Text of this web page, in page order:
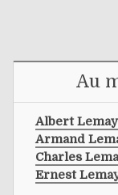
Au
Albert Lemay
Armand
Charles
Ernest